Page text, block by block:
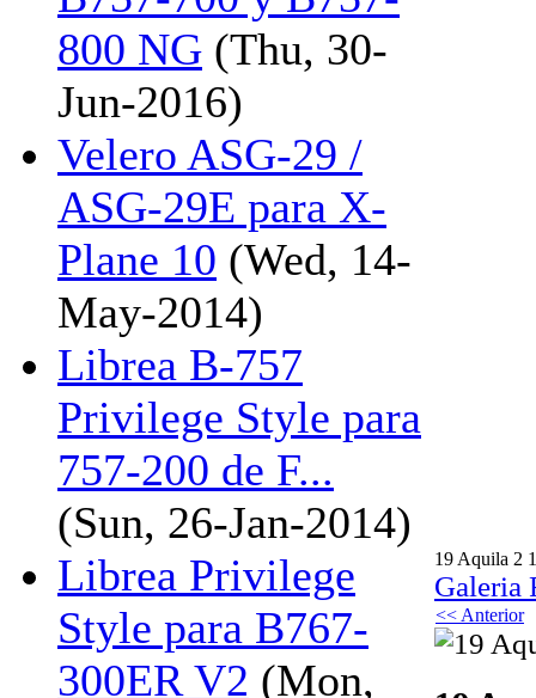
800 NG (Thu, 30-
Jun-2016)
Velero ASG-29 /
ASG-29E para X-
Plane 10 (Wed, 14-
May-2014)
Librea B-757
Privilege Style para
757-200 de F...
(Sun, 26-Jan-2014)
Librea Privilege
Style para B767-
300ER V2 (Mon,
19 Aquila 2
Galeria
<< Anterior